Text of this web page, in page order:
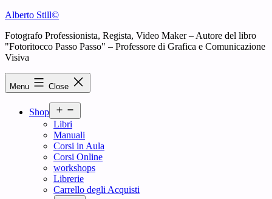
Skip
content
Alberto Still©
Fotografo Professionista, Regista, Video Maker – Autore del libro
"Fotoritocco Passo Passo" – Professore di Grafica e Comunicazione
Visiva
Menu Close
Shop
menu
Libri
Manuali
Corsi in Aula
Corsi Online
workshops
Librerie
Carrello degli Acquisti